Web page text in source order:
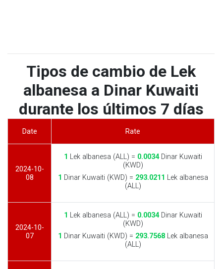
Tipos de cambio de Lek
albanesa a Dinar Kuwaiti
durante los últimos 7 días
Date Rate
2024-10-
08
1 Lek albanesa (ALL) = 0.0034Dinar Kuwaiti
(KWD)
1 Dinar Kuwaiti (KWD) = 293.0211 Lek albanesa
(ALL)
2024-10-
07
1 Lek albanesa (ALL) = 0.0034Dinar Kuwaiti
(KWD)
1 Dinar Kuwaiti (KWD) = 293.7568Lek albanesa
(ALL)